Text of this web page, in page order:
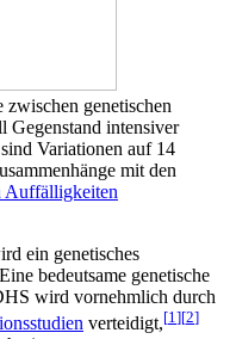
genetischen
Gegenstand intensiver
Variationen auf 14
mit den
Auffälligkeiten
ein genetisches
bedeutsame genetische
wird vornehmlich durch
verteidigt,[1][2]